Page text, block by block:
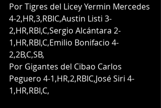
Por Tigres del Licey Yermin Mercedes
4-2,HR,3,RBIC,Austin Listi 3-
2,HR,RBI,C,Sergio Alcántara 2-
1,HR,RBI,C,Emilio Bonifacio 4-
2,2B,C,SB,
Por Gigantes del Cibao Carlos
Peguero 4-1,HR,2,RBIC,José Siri 4-
1,HR,RBI,C,